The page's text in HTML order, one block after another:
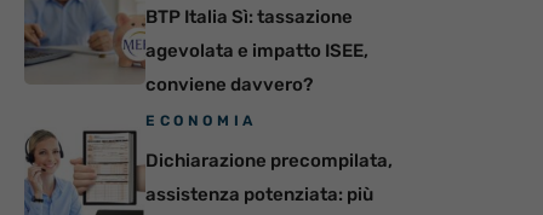
BTP Italia Sì: tassazione
agevolata e impatto ISEE,
conviene davvero?
ECONOMIA
Dichiarazione precompilata,
assistenza potenziata: più